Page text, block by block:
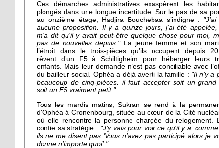
Ces démarches administratives exaspèrent les
plongés dans une longue incertitude. Sur le pas de sa
au onzième étage, Hadjira Bouchebaa s’indigne : "J'ai
aucune proposition. Il y a quinze jours, j'ai été appelée,
m'a dit qu'il y avait peut-être quelque chose pour moi,
pas de nouvelles depuis." La jeune femme et son
l’étroit dans le trois-pièces qu’ils occupent depuis
rêvent d’un F5 à Schiltigheim pour héberger leurs
enfants. Mais leur demande n’est pas conciliable avec
du bailleur social. Ophéa a déjà averti la famille : "Il n’y a
beaucoup de cinq-pièces, il faut accepter soit un grand
soit un F5 vraiment petit."
Tous les mardis matins, Sukran se rend à la
d'Ophéa à Cronenbourg, située au cœur de la Cité
où elle rencontre la personne chargée du relogement.
confie sa stratégie : "J'y vais pour voir ce qu'il y a,
ils ne me disent pas ‘Vous n'avez pas participé alors je
donne n'importe quoi’."